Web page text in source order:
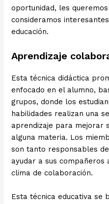
oportunidad, les
consideramos
educación.
Aprendizaje
Esta técnica didáctica
enfocado en el alumno,
grupos, donde los
habilidades realizan una
aprendizaje para mejorar
alguna materia. Los
son tanto responsables
ayudar a sus compañeros
clima de colaboración.
Esta técnica educativa se